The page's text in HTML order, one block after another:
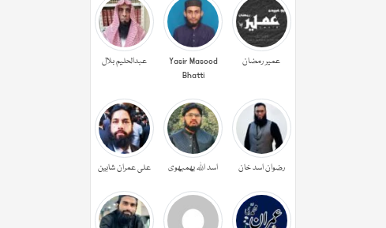
عمیر رمضان
Yasir Masood
Bhatti
عبدالحليم بلال
رضوان اسد خان اسد اللہ بھمبھوی علی عمران شاہین